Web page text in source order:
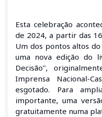
Esta celebração
de 2024, a partir das
Um dos pontos altos
uma nova edição do
Decisão",
Imprensa Nacional-
esgotado. Para
importante, uma
gratuitamente numa